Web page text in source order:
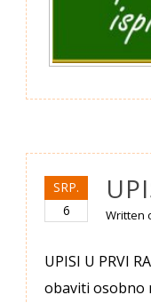
SRP.
6
Written
UPISI U PRVI
obaviti osobno